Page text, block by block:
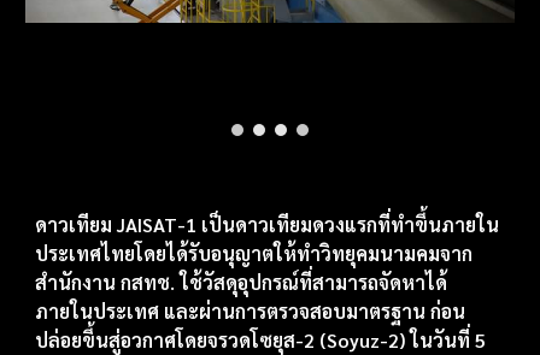
ดาวเทียม JAISAT-1 เป็นดาวเทียมดวงแรกที่ทำขึ้นภายใน
ประเทศไทยโดยได้รับอนุญาตให้ทำวิทยุคมนามคมจาก
สำนักงาน กสทช. ใช้วัสดุอุปกรณ์ที่สามารถจัดหาได้
ภายในประเทศ และผ่านการตรวจสอบมาตรฐาน ก่อน
ปล่อยขึ้นสู่อวกาศโดยจรวดโซยุส-2 (Soyuz-2) ในวันที่ 5